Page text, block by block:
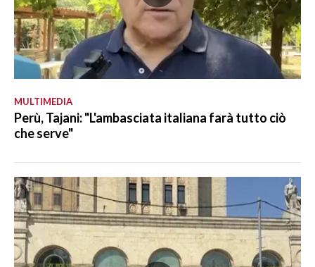
MULTIMEDIA
Perù, Tajani: "L'ambasciata italiana farà tutto ciò
che serve"